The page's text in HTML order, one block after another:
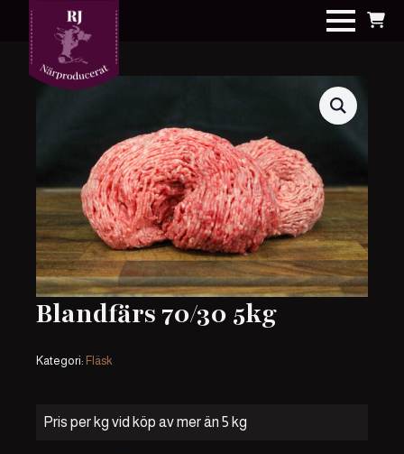
Blandfärs 70/30 5kg
Kategori: Fläsk
Pris per kg vid köp av mer än 5 kg